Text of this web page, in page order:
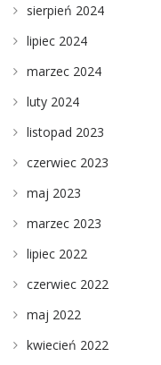
sierpień 2024
lipiec 2024
marzec 2024
luty 2024
listopad 2023
czerwiec 2023
maj 2023
marzec 2023
lipiec 2022
czerwiec 2022
maj 2022
kwiecień 2022